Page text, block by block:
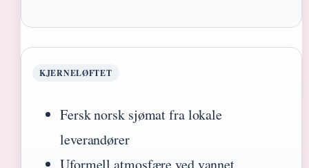
KJERNELØFTET
Fersk norsk sjømat fra lokale
leverandører
Uformell atmosfære ved vannet